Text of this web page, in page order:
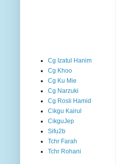
Cg Izatul Hanim
Cg Khoo
Cg Ku Mie
Cg Narzuki
Cg Rosli Hamid
Cikgu Kairul
CikguJep
Sifu2b
Tchr Farah
Tchr Rohani